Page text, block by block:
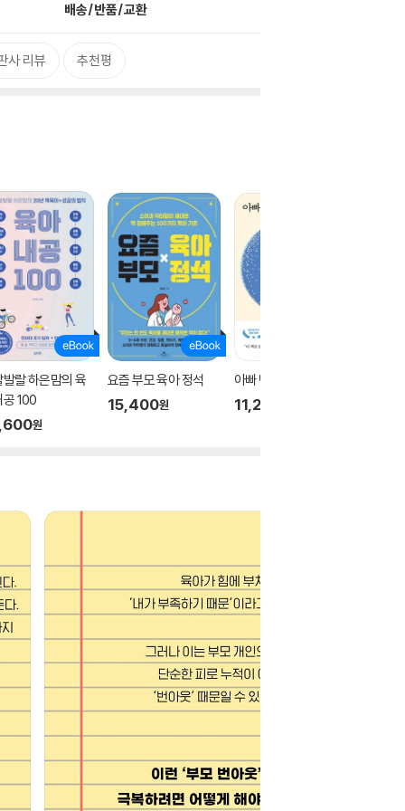
배송/반품/교환
사 리뷰 추천평
랄 하은맘의 육
공 100
원
요즘 부모 육아 정석
15,400원
아빠 반성문
11,280